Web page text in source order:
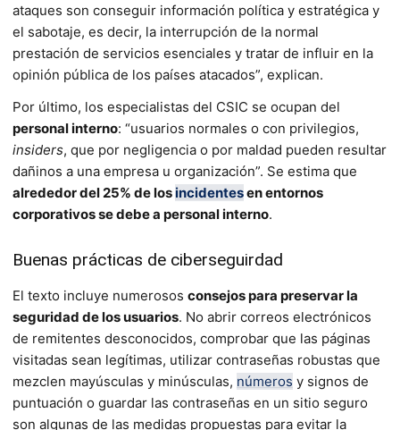
ataques son conse­guir información política y estratégica y
el sabotaje, es decir, la interrupción de la normal
prestación de servicios esenciales y tra­tar de influir en la
opinión pública de los países atacados”, explican.
Por último, los especialistas del CSIC se ocupan del
personal interno: “usuarios normales o con privilegios,
insiders, que por ne­gligencia o por maldad pueden resultar
dañinos a una em­presa u organización”. Se estima que
alrededor del 25% de losincidentesen entornos
corporativos se debe a perso­nal interno.
Buenas prácticas de ciberseguirdad
El texto incluye numerosos consejos para preservar la
seguridad de los usuarios. No abrir correos electrónicos
de remitentes desconocidos, comprobar que las páginas
visitadas sean legítimas, utilizar contraseñas robustas que
mezclen mayúsculas y minúsculas, números y signos de
puntua­ción o guardar las contraseñas en un sitio seguro
son algunas de las medidas propuestas para evitar la